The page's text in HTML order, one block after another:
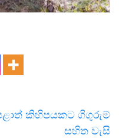
කිහිපයකට ගිගුරුම්
සහිත වැසි